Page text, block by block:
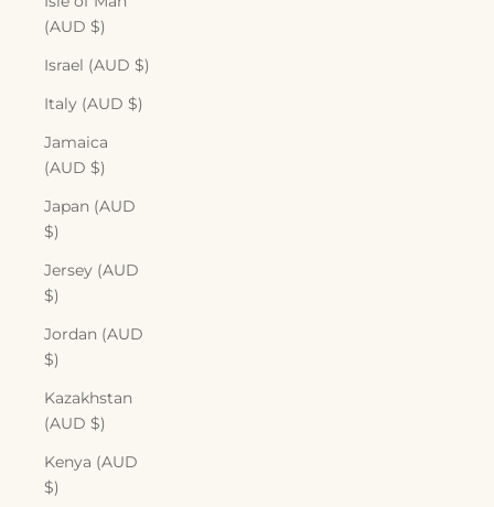
(AUD $)
Israel (AUD $)
Italy (AUD $)
Jamaica
(AUD $)
Japan (AUD
$)
Jersey (AUD
$)
Jordan (AUD
$)
Kazakhstan
(AUD $)
Kenya (AUD
$)